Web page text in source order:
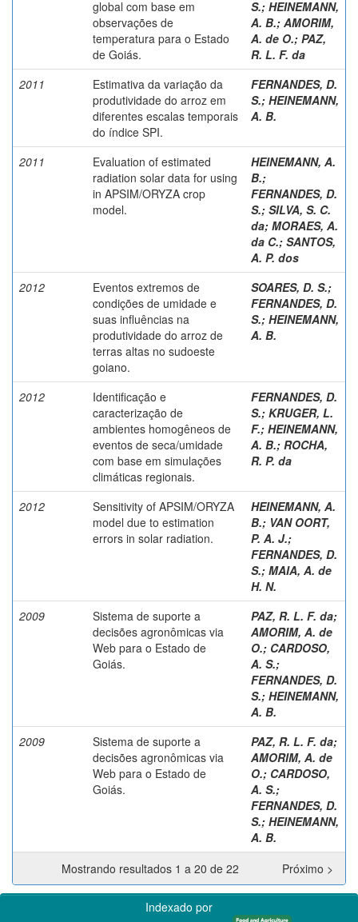
global com base em
observações de
temperatura para o Estado
de Goiás.
S.; HEINEMANN,
A. B.; AMORIM,
A. de O.; PAZ,
R. L. F. da
2011
Estimativa da variação da
produtividade do arroz em
diferentes escalas temporais
do índice SPI.
FERNANDES, D.
S.; HEINEMANN,
A. B.
2011
Evaluation of estimated
radiation solar data for using
in APSIM/ORYZA crop
model.
HEINEMANN, A.
B.;
FERNANDES, D.
S.; SILVA, S. C.
da; MORAES, A.
da C.; SANTOS,
A. P. dos
2012
Eventos extremos de
condições de umidade e
suas influências na
produtividade do arroz de
terras altas no sudoeste
goiano.
SOARES, D. S.;
FERNANDES, D.
S.; HEINEMANN,
A. B.
2012
Identificação e
caracterização de
ambientes homogêneos de
eventos de seca/umidade
com base em simulações
climáticas regionais.
FERNANDES, D.
S.; KRUGER, L.
F.; HEINEMANN,
A. B.; ROCHA,
R. P. da
2012
Sensitivity of APSIM/ORYZA
model due to estimation
errors in solar radiation.
HEINEMANN, A.
B.; VAN OORT,
P. A. J.;
FERNANDES, D.
S.; MAIA, A. de
H. N.
2009
Sistema de suporte a
decisões agronômicas via
Web para o Estado de
Goiás.
PAZ, R. L. F. da;
AMORIM, A. de
O.; CARDOSO,
A. S.;
FERNANDES, D.
S.; HEINEMANN,
A. B.
2009
Sistema de suporte a
decisões agronômicas via
Web para o Estado de
Goiás.
PAZ, R. L. F. da;
AMORIM, A. de
O.; CARDOSO,
A. S.;
FERNANDES, D.
S.; HEINEMANN,
A. B.
Mostrando resultados 1 a 20 de 22
Próximo >
Indexado por